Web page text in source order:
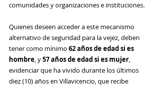
comunidades y organizaciones e instituciones.
Quienes deseen acceder a este mecanismo
alternativo de seguridad para la vejez, deben
tener como mínimo 62 años de edad si es
hombre, y 57 años de edad si es mujer,
evidenciar que ha vivido durante los últimos
diez (10) años en Villavicencio, que recibe